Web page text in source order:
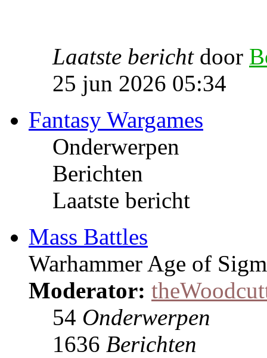
Laatste berichtdoor
25 jun 2026 05:34
Fantasy Wargames
Onderwerpen
Berichten
Laatste bericht
Mass Battles
Warhammer Age of
Moderator:
54 Onderwerpen
1636 Berichten